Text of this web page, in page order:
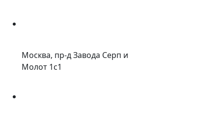
Москва, пр-д Завода Серп и
Молот 1с1